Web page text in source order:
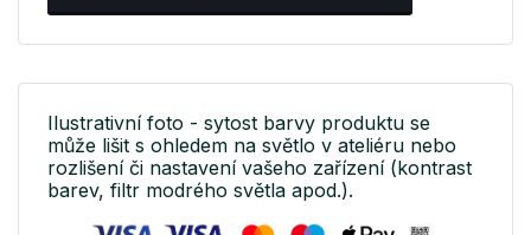
Ilustrativní foto - sytost barvy produktu se
může lišit s ohledem na světlo v ateliéru nebo
rozlišení či nastavení vašeho zařízení (kontrast
barev, filtr modrého světla apod.).